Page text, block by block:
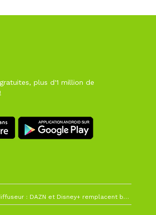
plus d'1 million de
La Liga change de diffuseur : DAZN et Disney+ remplacent beIN Sports !